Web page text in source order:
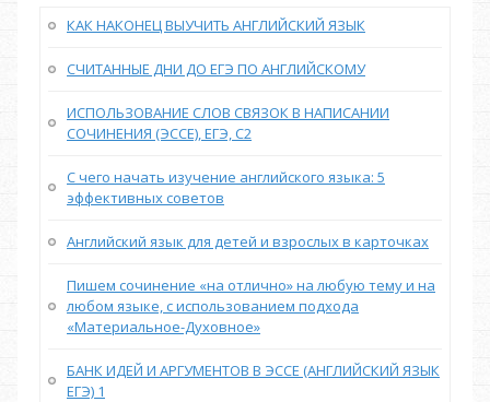
КАК НАКОНЕЦ ВЫУЧИТЬ АНГЛИЙСКИЙ ЯЗЫК
СЧИТАННЫЕ ДНИ ДО ЕГЭ ПО АНГЛИЙСКОМУ
ИСПОЛЬЗОВАНИЕ СЛОВ СВЯЗОК В НАПИСАНИИ
СОЧИНЕНИЯ (ЭССЕ), ЕГЭ, С2
С чего начать изучение английского языка: 5
эффективных советов
Английский язык для детей и взрослых в карточках
Пишем сочинение «на отлично» на любую тему и на
любом языке, с использованием подхода
«Материальное-Духовное»
БАНК ИДЕЙ И АРГУМЕНТОВ В ЭССЕ (АНГЛИЙСКИЙ ЯЗЫК
ЕГЭ) 1